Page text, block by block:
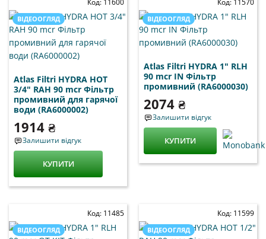
Код: 11600
Atlas Filtri HYDRA HOT
3/4" RAH 90 mcr Фільтр
промивний для гарячої
води (RA6000002)
1914 ₴
Залишити відгук
КУПИТИ
ВІДЕООГЛЯД
Код: 11570
Atlas Filtri HYDRA 1" RLH
90 mcr IN Фільтр
промивний (RA6000030)
2074 ₴
Залишити відгук
КУПИТИ
ВІДЕООГЛЯД
Код: 11485
ВІДЕООГЛЯД
Код: 11599
ВІДЕООГЛЯД